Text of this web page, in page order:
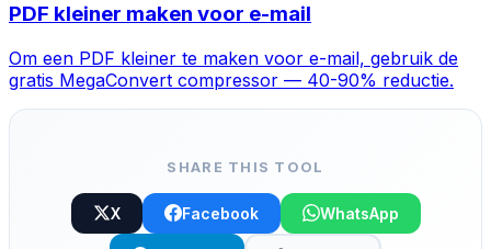
PDF kleiner maken voor e-mail
Om een PDF kleiner te maken voor e-mail, gebruik de
gratis MegaConvert compressor — 40-90% reductie.
SHARE THIS TOOL
X Facebook WhatsApp